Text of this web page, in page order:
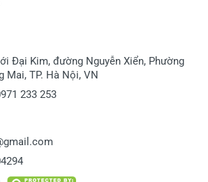
Đại Kim, đường Nguyễn Xiển, Phường
Mai, TP. Hà Nội, VN
233 253